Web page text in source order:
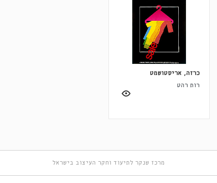
כרזה, אריסטושמט
רות רהט
מרכז שנקר לתיעוד וחקר העיצוב בישראל